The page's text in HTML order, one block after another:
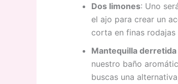
Dos limones: Uno
el ajo para crear un
corta en finas rodajas
Mantequilla
nuestro baño
buscas una